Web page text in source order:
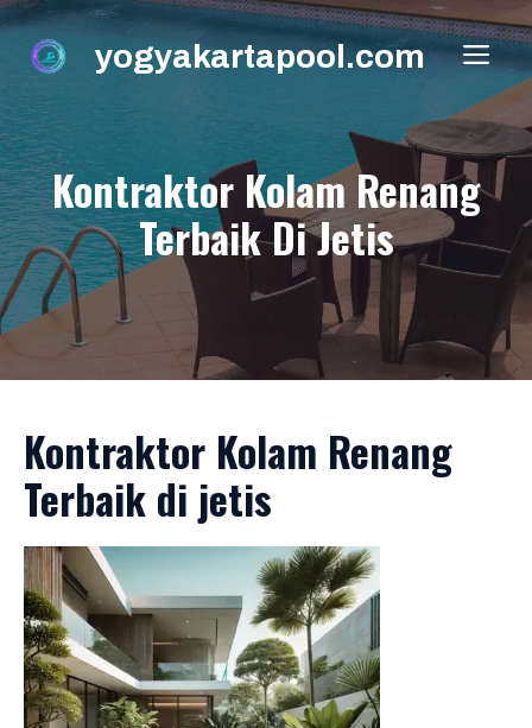
Skip
content
yogyakartapool.com
Kontraktor Kolam Renang
Terbaik Di Jetis
Kontraktor Kolam Renang
Terbaik di jetis